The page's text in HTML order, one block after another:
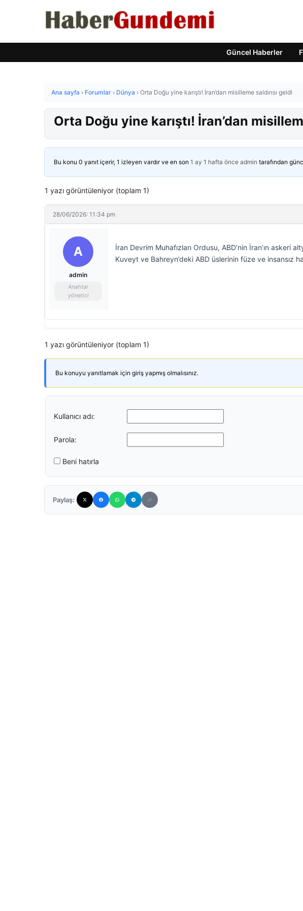
Güncel Haberler
Ana sayfa › Forumlar › Dünya › Orta Doğu yine karıştı! İran’dan misilleme saldırısı geldi
Orta Doğu yine karıştı! İran’dan
Bu konu 0 yanıt içerir, 1 izleyen vardır ve en son 1 ay 1 hafta önce admin tarafından
1 yazı görüntüleniyor (toplam 1)
28/06/2026: 11:34 pm
A
admin
Anahtar
yönetici
İran Devrim Muhafızları Ordusu, ABD’nin İran’ın askeri
Kuveyt ve Bahreyn’deki ABD üslerinin füze ve insansız
1 yazı görüntüleniyor (toplam 1)
Bu konuyu yanıtlamak için giriş yapmış olmalısınız.
Kullanıcı adı:
Parola:
Beni hatırla
Paylaş: